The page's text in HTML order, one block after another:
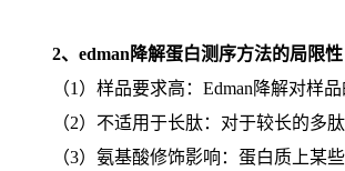
2、edman降解蛋白测序方法的局限性
（1）样品要求高：Edman降解对样
（2）不适用于长肽：对于较长的多
（3）氨基酸修饰影响：蛋白质上某